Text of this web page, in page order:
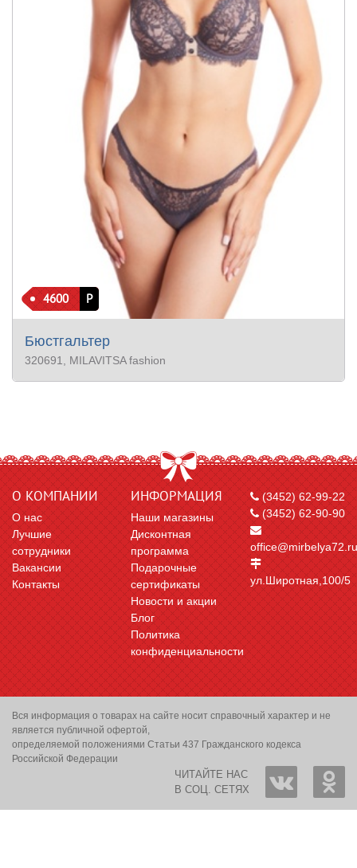
4600 Р
Бюстгальтер
320691 , MILAVITSA fashion
О КОМПАНИИ
О нас
Лучшие
сотрудники
Вакансии
Контакты
ИНФОРМАЦИЯ
Наши магазины
Дисконтная
программа
Подарочные
сертификаты
Новости и акции
Блог
Политика
конфиденциальности
(3452) 62-99-22
(3452) 62-90-90
office@mirbelya72.ru
ул.Широтная,100/5
Вся информация о товарах на сайте носит справочный характер и не
является публичной офертой,
определяемой положениями Статьи 437 Гражданского кодекса
Российской Федерации
ЧИТАЙТЕ НАС
В СОЦ. СЕТЯХ